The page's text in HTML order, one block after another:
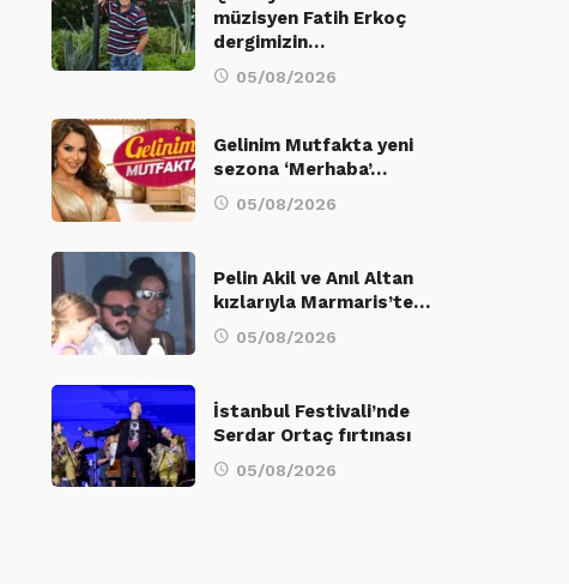
müzisyen Fatih Erkoç
dergimizin…
05/08/2026
Gelinim Mutfakta yeni
sezona ‘Merhaba’…
05/08/2026
Pelin Akil ve Anıl Altan
kızlarıyla Marmaris’te…
05/08/2026
İstanbul Festivali’nde
Serdar Ortaç fırtınası
05/08/2026